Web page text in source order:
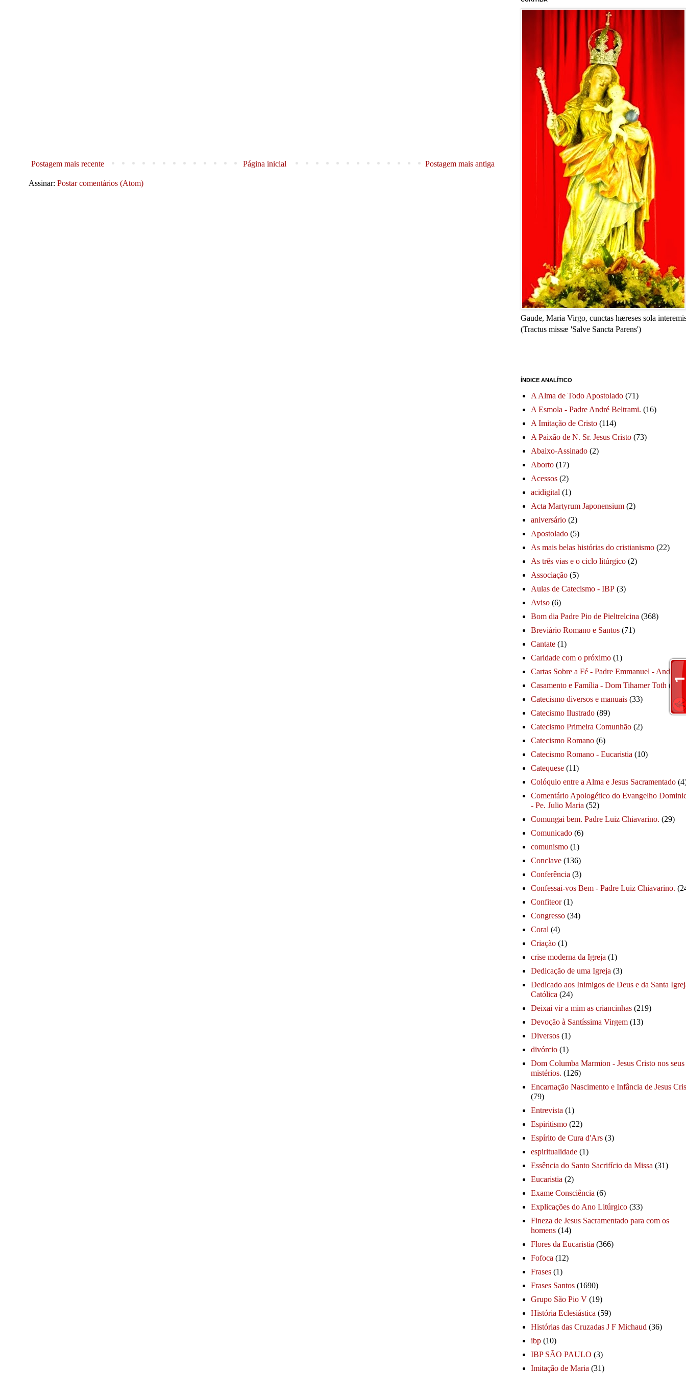
Postagem mais recente Postagem mais antiga
Página inicial
Assinar: Postar comentários (Atom)
Gaude, Maria Virgo, cunctas hæreses sola
(Tractus missæ 'Salve Sancta Parens')
ÍNDICE ANALÍTICO
A Alma de Todo Apostolado (71)
A Esmola - Padre André Beltrami. (16)
A Imitação de Cristo (114)
A Paixão de N. Sr. Jesus Cristo (73)
Abaixo-Assinado (2)
Aborto (17)
Acessos (2)
acidigital (1)
Acta Martyrum Japonensium (2)
aniversário (2)
Apostolado (5)
As mais belas histórias do cristianismo (22)
As três vias e o ciclo litúrgico (2)
Associação (5)
Aulas de Catecismo - IBP (3)
Aviso (6)
Bom dia Padre Pio de Pieltrelcina (368)
Breviário Romano e Santos (71)
Cantate (1)
Caridade com o próximo (1)
Cartas Sobre a Fé - Padre Emmanuel - André
Casamento e Família - Dom Tihamer Toth (115)
Catecismo diversos e manuais (33)
Catecismo Ilustrado (89)
Catecismo Primeira Comunhão (2)
Catecismo Romano (6)
Catecismo Romano - Eucaristia (10)
Catequese (11)
Colóquio entre a Alma e Jesus Sacramentado
Comentário Apologético do Evangelho
- Pe. Julio Maria (52)
Comungai bem. Padre Luiz Chiavarino. (29)
Comunicado (6)
comunismo (1)
Conclave (136)
Conferência (3)
Confessai-vos Bem - Padre Luiz Chiavarino.
Confiteor (1)
Congresso (34)
Coral (4)
Criação (1)
crise moderna da Igreja (1)
Dedicação de uma Igreja (3)
Dedicado aos Inimigos de Deus e da Santa
Católica (24)
Deixai vir a mim as criancinhas (219)
Devoção à Santíssima Virgem (13)
Diversos (1)
divórcio (1)
Dom Columba Marmion - Jesus Cristo nos seus
mistérios. (126)
Encarnação Nascimento e Infância de Jesus
(79)
Entrevista (1)
Espiritismo (22)
Espírito de Cura d'Ars (3)
espiritualidade (1)
Essência do Santo Sacrifício da Missa (31)
Eucaristia (2)
Exame Consciência (6)
Explicações do Ano Litúrgico (33)
Fineza de Jesus Sacramentado para com os
homens (14)
Flores da Eucaristia (366)
Fofoca (12)
Frases (1)
Frases Santos (1690)
Grupo São Pio V (19)
História Eclesiástica (59)
Histórias das Cruzadas J F Michaud (36)
ibp (10)
IBP SÃO PAULO (3)
Imitação de Maria (31)